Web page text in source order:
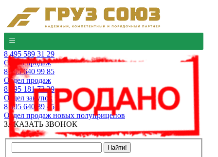
8 495 589 31 29
Отдел продаж
8 495 640 99 85
Отдел продаж
8 495 181 73 29
Отдел закупок
8 495 640 39 45
Отдел продаж новых полуприцепов
ЗАКАЗАТЬ ЗВОНОК